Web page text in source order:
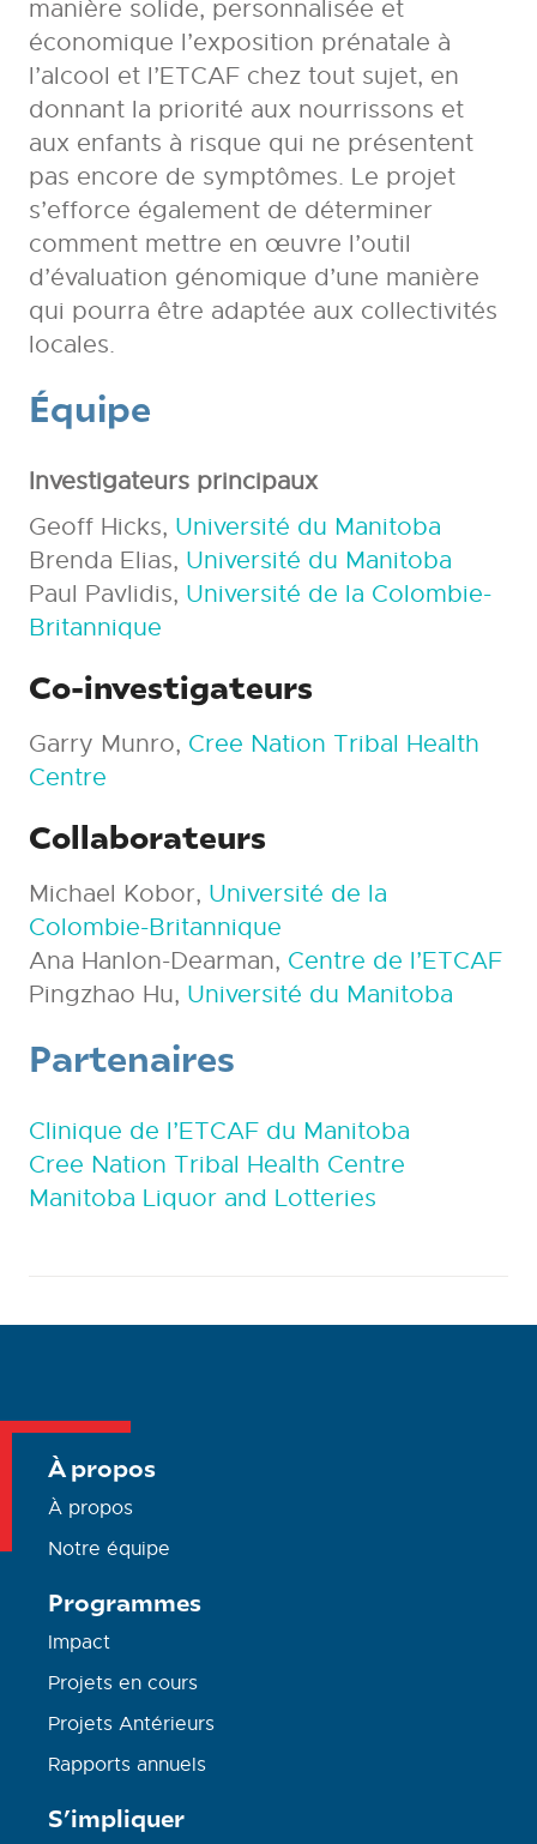
manière solide, personnalisée et
économique l’exposition prénatale à
l’alcool et l’ETCAF chez tout sujet, en
donnant la priorité aux nourrissons et
aux enfants à risque qui ne présentent
pas encore de symptômes. Le projet
s’efforce également de déterminer
comment mettre en œuvre l’outil
d’évaluation génomique d’une manière
qui pourra être adaptée aux collectivités
locales.
Équipe
Investigateurs principaux
Geoff Hicks, Université du Manitoba
Brenda Elias, Université du Manitoba
Paul Pavlidis, Université de la Colombie-
Britannique
Co-investigateurs
Garry Munro, Cree Nation Tribal Health
Centre
Collaborateurs
Michael Kobor, Université de la
Colombie-Britannique
Ana Hanlon-Dearman, Centre de l’ETCAF
Pingzhao Hu, Université du Manitoba
Partenaires
Clinique de l’ETCAF du Manitoba
Cree Nation Tribal Health Centre
Manitoba Liquor and Lotteries
À propos
À propos
Notre équipe
Programmes
Impact
Projets en cours
Projets Antérieurs
Rapports annuels
S’impliquer